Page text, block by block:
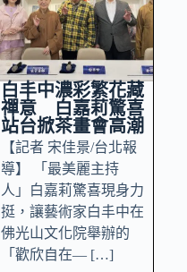
白丰中濃彩繁花藏
禪意 白嘉莉驚喜
站台掀茶畫會高潮
【記者 宋佳景/台北報
導】 「最美麗主持
人」白嘉莉驚喜現身力
挺，讓藝術家白丰中在
佛光山文化院舉辦的
「歡欣自在— […]